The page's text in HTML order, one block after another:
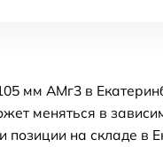
мм АМг3 в
меняться в
на складе в